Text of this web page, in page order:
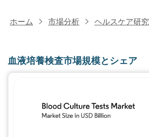
ホーム 市場分析 ヘルスケア研究
血液培養検査市場規模とシェア